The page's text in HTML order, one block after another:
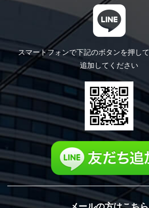
スマートフォンで下記のボタンを押して
追加してください